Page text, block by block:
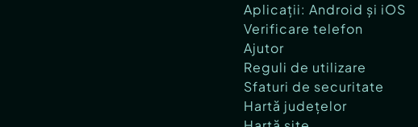
Aplicații: Android și iOS
Verificare telefon
Ajutor
Reguli de utilizare
Sfaturi de securitate
Hartă județelor